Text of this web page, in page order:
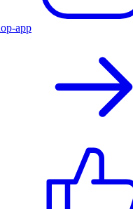
app